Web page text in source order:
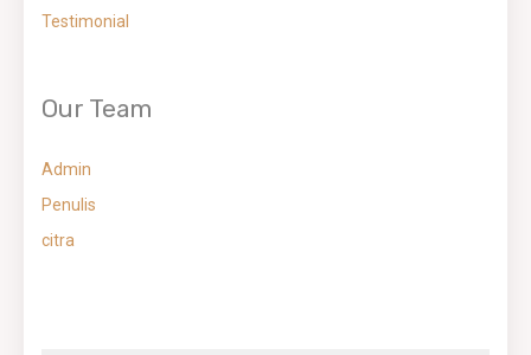
Testimonial
Our Team
Admin
Penulis
citra